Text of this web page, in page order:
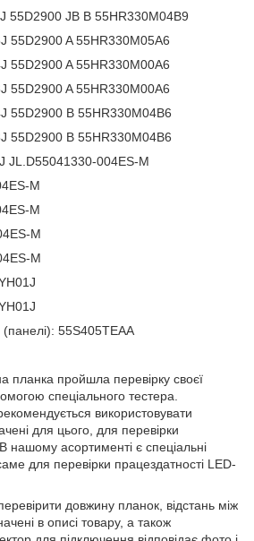
55D2900 JB B 55HR330M04B9
55D2900 A 55HR330M05A6
55D2900 A 55HR330M00A6
55D2900 A 55HR330M00A6
55D2900 B 55HR330M04B6
55D2900 B 55HR330M04B6
JL.D55041330-004ES-M
M
M
M
M
(панелі): 55S405TEAA
планка пройшла перевірку своєї
спеціального тестера.
використовувати
для цього, для перевірки
В нашому асортименті є спеціальні
для перевірки працездатності LED-
довжину планок, відстань між
в описі товару, а також